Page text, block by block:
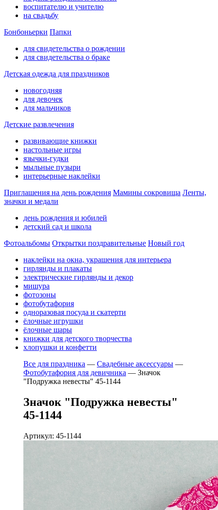
воспитателю и учителю
на свадьбу
Бонбоньерки Папки
для свидетельства о рождении
для свидетельства о браке
Детская одежда для праздников
новогодняя
для девочек
для мальчиков
Детские развлечения
развивающие книжки
настольные игры
язычки-гудки
мыльные пузыри
интерьерные наклейки
Приглашения на день рождения Мамины сокровища Ленты,
значки и медали
день рождения и юбилей
детский сад и школа
Фотоальбомы Открытки поздравительные Новый год
наклейки на окна, украшения для интерьера
гирлянды и плакаты
электрические гирлянды и декор
мишура
фотозоны
фотобутафория
одноразовая посуда и скатерти
ёлочные игрушки
ёлочные шары
книжки для детского творчества
хлопушки и конфетти
Все для праздника — Свадебные аксессуары —
Фотобутафория для девичника — Значок
"Подружка невесты" 45-1144
Значок "Подружка невесты"
45-1144
Артикул: 45-1144